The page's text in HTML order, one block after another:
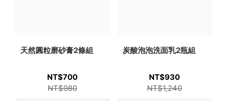
天然圓粒磨砂膏2條組
NT$700
NT$980
炭酸泡泡洗面乳2瓶組
NT$930
NT$1,240